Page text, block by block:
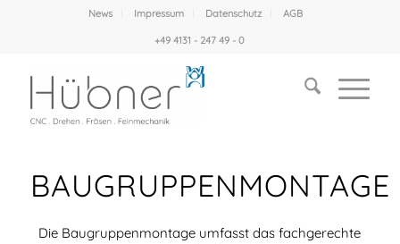
News Impressum Datenschutz AGB
+49 4131 - 247 49 - 0
BAUGRUPPENMONTAGE
Die Baugruppenmontage umfasst das fachgerechte